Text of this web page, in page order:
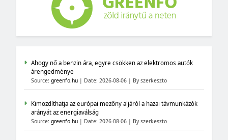
Ahogy nő a benzin ára, egyre csökken az elektromos autók
árengedménye
Source: greenfo.hu Date: 2026-08-06 By szerkeszto
Kimozdíthatja az európai mezőny aljáról a hazai távmunkázók
arányát az energiaválság
Source: greenfo.hu Date: 2026-08-06 By szerkeszto